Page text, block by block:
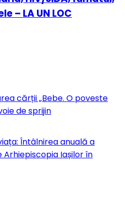
– LA UN LOC
cărții „Bebe. O poveste
de sprijin
Întâlnirea anuală a
Iașilor în